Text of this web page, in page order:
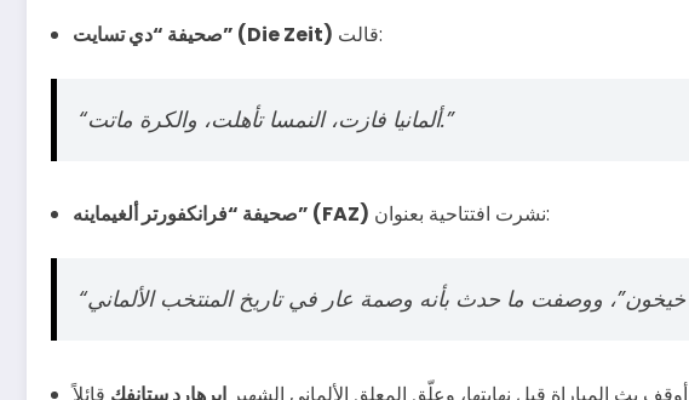
صحيفة “دي تسايت” (Die Zeit) قالت:
“ألمانيا فازت، النمسا تأهلت، والكرة ماتت.”
صحيفة “فرانكفورتر ألغيماينه” (FAZ) نشرت افتتاحية بعنوان:
أوقف بث المباراة قبل نهايتها، وعلّق المعلق الألماني الشهير إبرهارد ستانفك